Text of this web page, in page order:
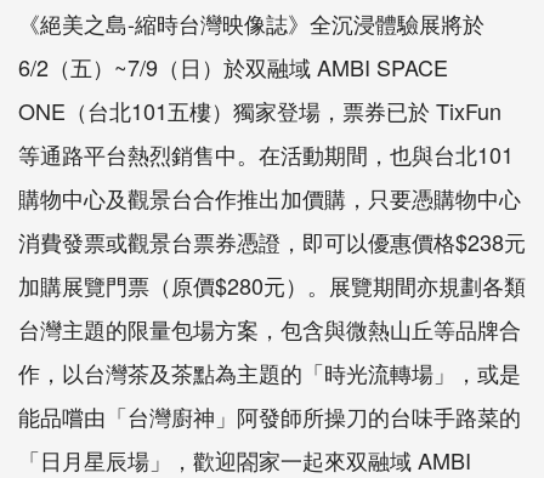
《絕美之島-縮時台灣映像誌》全沉浸體驗展將於
6/2（五）~7/9（日）於双融域 AMBI SPACE
ONE（台北101五樓）獨家登場，票券已於 TixFun
等通路平台熱烈銷售中。在活動期間，也與台北101
購物中心及觀景台合作推出加價購，只要憑購物中心
消費發票或觀景台票券憑證，即可以優惠價格$238元
加購展覽門票（原價$280元）。展覽期間亦規劃各類
台灣主題的限量包場方案，包含與微熱山丘等品牌合
作，以台灣茶及茶點為主題的「時光流轉場」，或是
能品嚐由「台灣廚神」阿發師所操刀的台味手路菜的
「日月星辰場」，歡迎閤家一起來双融域 AMBI